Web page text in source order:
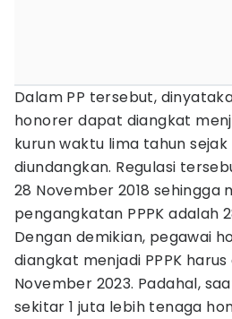
Dalam PP tersebut,
honorer dapat diangkat
kurun waktu lima tahun
diundangkan. Regulasi
28 November 2018 sehingga
pengangkatan PPPK adalah
Dengan demikian, pegawai
diangkat menjadi PPPK
November 2023. Padahal,
sekitar 1 juta lebih tenaga